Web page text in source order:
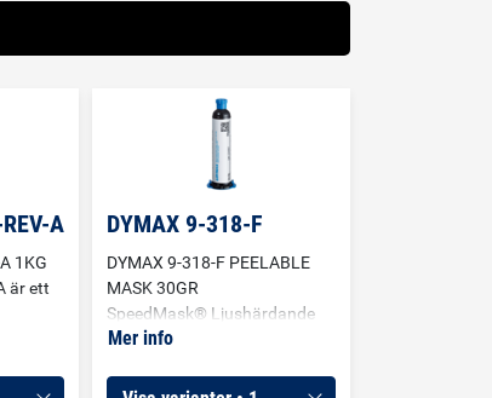
A
1KG
är ett
DYMAX 9-318-F
DYMAX 9-318-F PEELABLE
MASK 30GR
SpeedMask® Ljushärdande
maskering för elektroniska
härdar på bara några
Mer info